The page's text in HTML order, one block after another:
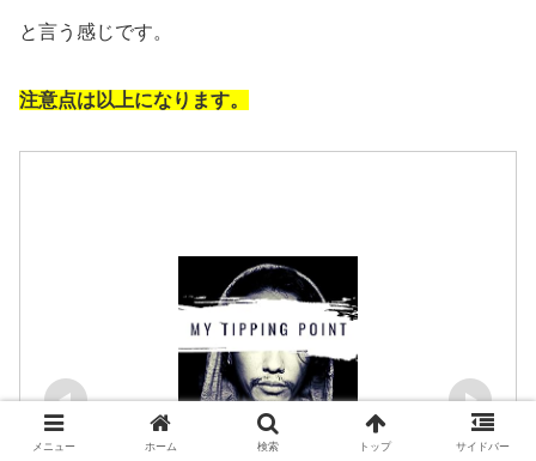
と言う感じです。
注意点は以上になります。
メニュー ホーム 検索 トップ サイドバー